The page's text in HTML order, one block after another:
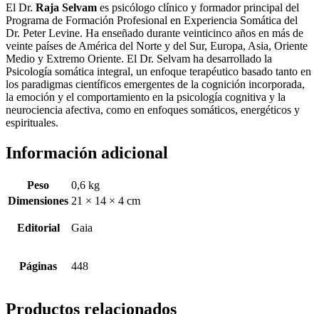
El Dr. Raja Selvam es psicólogo clínico y formador principal del
Programa de Formación Profesional en Experiencia Somática del
Dr. Peter Levine. Ha enseñado durante veinticinco años en más de
veinte países de América del Norte y del Sur, Europa, Asia, Oriente
Medio y Extremo Oriente. El Dr. Selvam ha desarrollado la
Psicología somática integral, un enfoque terapéutico basado tanto en
los paradigmas científicos emergentes de la cognición incorporada,
la emoción y el comportamiento en la psicología cognitiva y la
neurociencia afectiva, como en enfoques somáticos, energéticos y
espirituales.
Información adicional
Peso
0,6 kg
Dimensiones 21 × 14 × 4 cm
Editorial Gaia
Páginas 448
Productos relacionados